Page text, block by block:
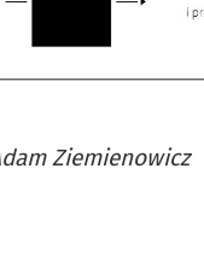
Ziemienowicz